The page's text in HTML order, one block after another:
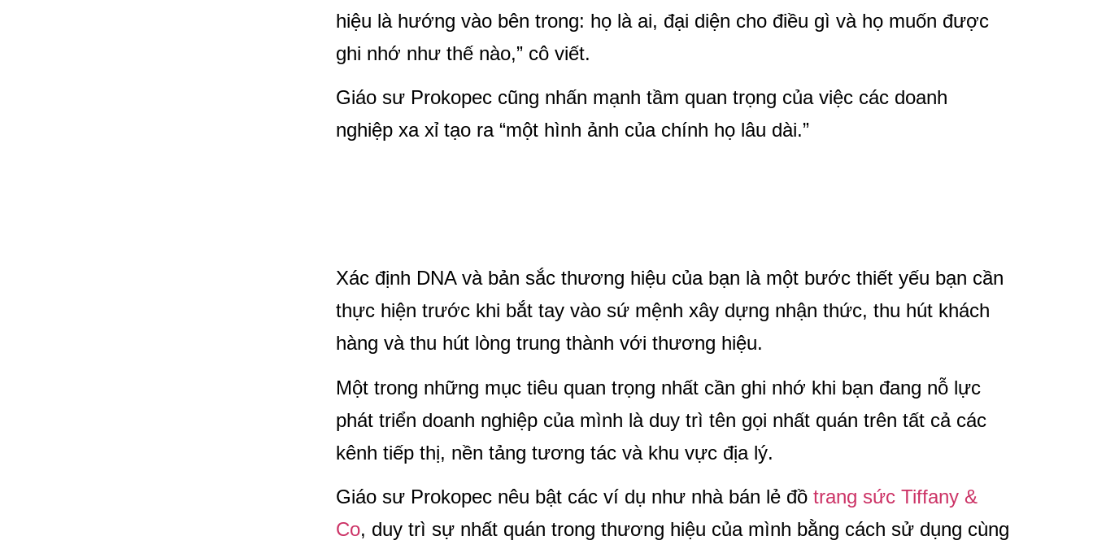
hiệu là hướng vào bên trong: họ là ai, đại diện cho điều gì và họ muốn được
ghi nhớ như thế nào,” cô viết.
Giáo sư Prokopec cũng nhấn mạnh tầm quan trọng của việc các doanh
nghiệp xa xỉ tạo ra “một hình ảnh của chính họ lâu dài.”
Xác định DNA và bản sắc thương hiệu của bạn là một bước thiết yếu bạn cần
thực hiện trước khi bắt tay vào sứ mệnh xây dựng nhận thức, thu hút khách
hàng và thu hút lòng trung thành với thương hiệu.
Một trong những mục tiêu quan trọng nhất cần ghi nhớ khi bạn đang nỗ lực
phát triển doanh nghiệp của mình là duy trì tên gọi nhất quán trên tất cả các
kênh tiếp thị, nền tảng tương tác và khu vực địa lý.
Giáo sư Prokopec nêu bật các ví dụ như nhà bán lẻ đồtrang sức Tiffany &
Co, duy trì sự nhất quán trong thương hiệu của mình bằng cách sử dụng cùng